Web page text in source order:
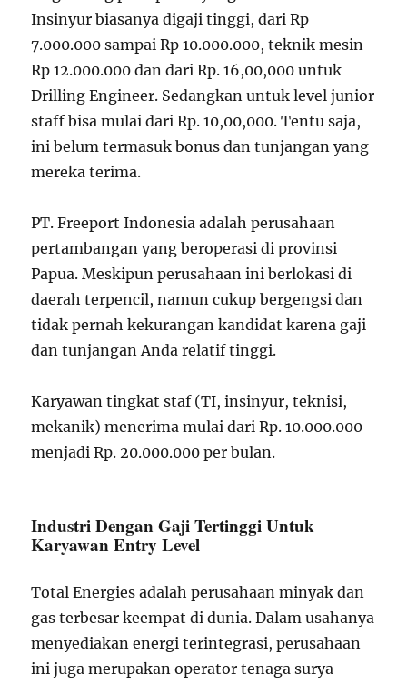
Insinyur biasanya digaji tinggi, dari Rp
7.000.000 sampai Rp 10.000.000, teknik mesin
Rp 12.000.000 dan dari Rp. 16,00,000 untuk
Drilling Engineer. Sedangkan untuk level junior
staff bisa mulai dari Rp. 10,00,000. Tentu saja,
ini belum termasuk bonus dan tunjangan yang
mereka terima.
PT. Freeport Indonesia adalah perusahaan
pertambangan yang beroperasi di provinsi
Papua. Meskipun perusahaan ini berlokasi di
daerah terpencil, namun cukup bergengsi dan
tidak pernah kekurangan kandidat karena gaji
dan tunjangan Anda relatif tinggi.
Karyawan tingkat staf (TI, insinyur, teknisi,
mekanik) menerima mulai dari Rp. 10.000.000
menjadi Rp. 20.000.000 per bulan.
Industri Dengan Gaji Tertinggi Untuk
Karyawan Entry Level
Total Energies adalah perusahaan minyak dan
gas terbesar keempat di dunia. Dalam usahanya
menyediakan energi terintegrasi, perusahaan
ini juga merupakan operator tenaga surya